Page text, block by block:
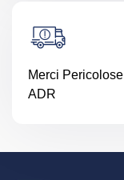
Merci Pericolose
ADR